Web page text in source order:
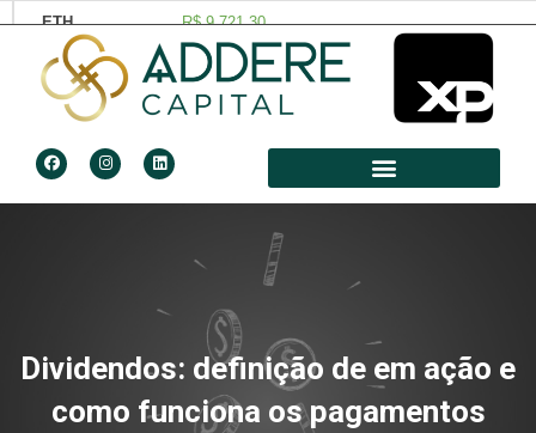
Dividendos: definição de em ação e
como funciona os pagamentos